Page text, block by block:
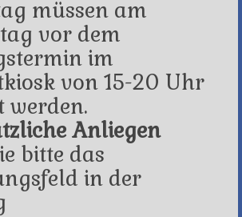
müssen am
vor dem
im
von 15-20 Uhr
werden.
Anliegen
bitte das
in der